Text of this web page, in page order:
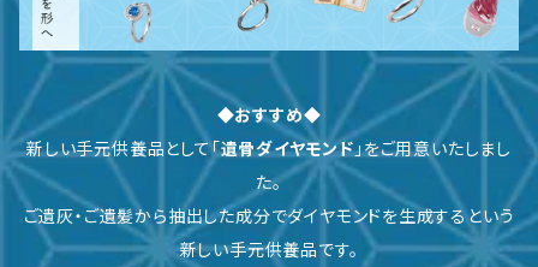
◆おすすめ◆
新しい手元供養品として「遺骨ダイヤモンド」をご用意いたしまし
た。
ご遺灰・ご遺髪から抽出した成分でダイヤモンドを生成するという
新しい手元供養品です。